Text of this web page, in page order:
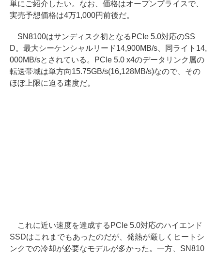
単にご紹介したい。なお、価格はオープンプライスで、
実売予想価格は4万1,000円前後だ。
SN8100はサンディスク初となるPCIe 5.0対応のSS
D。最大シーケンシャルリード14,900MB/s、同ライト14,
000MB/sとされている。PCIe 5.0 x4のデータリンク層の
転送帯域は単方向15.75GB/s(16,128MB/s)なので、その
ほぼ上限に迫る速度だ。
これに近い速度を達成するPCIe 5.0対応のハイエンド
SSDはこれまでもあったのだが、発熱が厳しくヒートシ
ンクでの冷却が必要なモデルが多かった。一方、SN810